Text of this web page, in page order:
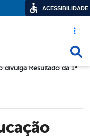
Acesso
Secretaria de Educação divulga Resultado da 1ª Etapa da seleção para Professor Alfabetizador
ACESSIBILIDADE